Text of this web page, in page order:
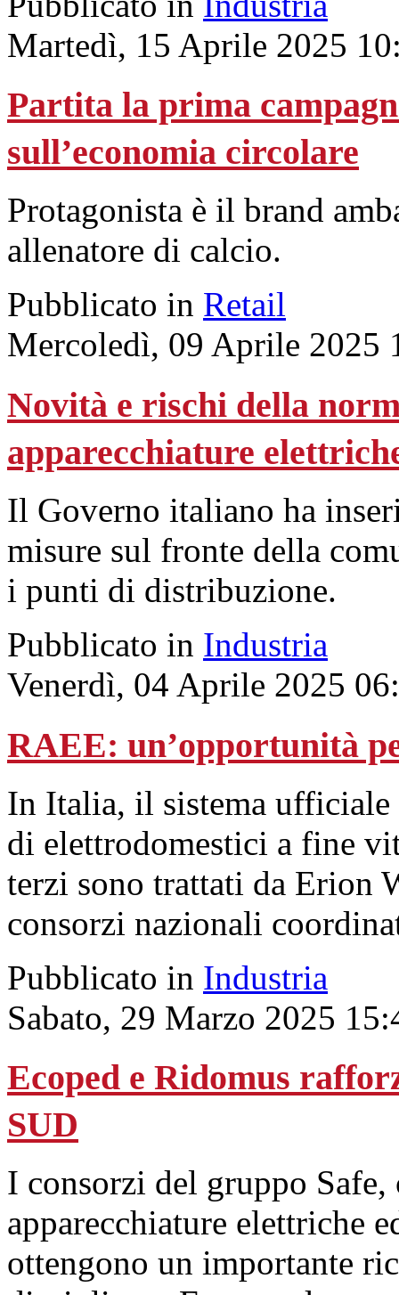
Martedì, 15 Aprile 2025
Partita la prima
sull’economia circolare
Protagonista è il brand
allenatore di calcio.
Pubblicato in Retail
Mercoledì, 09 Aprile 2025
Novità e rischi della
apparecchiature
Il Governo italiano ha
misure sul fronte della
i punti di distribuzione.
Pubblicato in Industria
Venerdì, 04 Aprile 2025
RAEE: un’opportunità
In Italia, il sistema ufficiale
di elettrodomestici a fine
terzi sono trattati da Erion
consorzi nazionali
Pubblicato in Industria
Sabato, 29 Marzo 2025
Ecoped e Ridomus
SUD
I consorzi del gruppo
apparecchiature elettriche
ottengono un importante